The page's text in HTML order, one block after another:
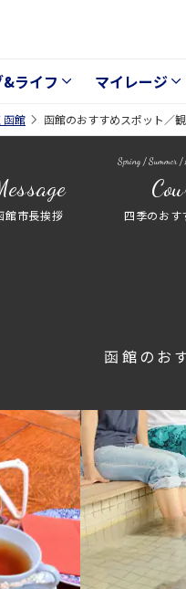
ライフ マイレージ
函館 函館のおすすめスポット／
館市長挨拶
Spring / Summer
四季のおす
函館のお
湯川町